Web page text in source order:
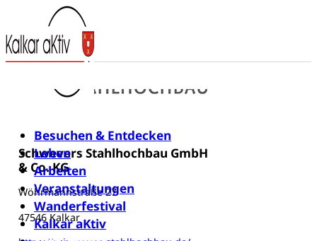
Besuchen & Entdecken
Leben
Arbeiten
Veranstaltungen
Wanderfestival
Kalkar aKtiv
Schwevers Stahlhochbau GmbH
& Co. KG
Wöhrmannstraße 27
47546 Kalkar